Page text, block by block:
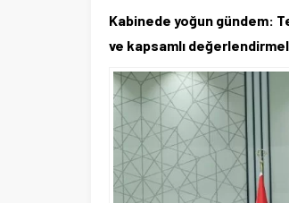
Kabinede yoğun gündem:
ve kapsamlı